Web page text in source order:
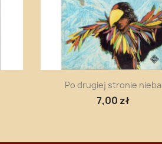
Szybki podgląd
Po drugiej stronie nieba
7,00 zł